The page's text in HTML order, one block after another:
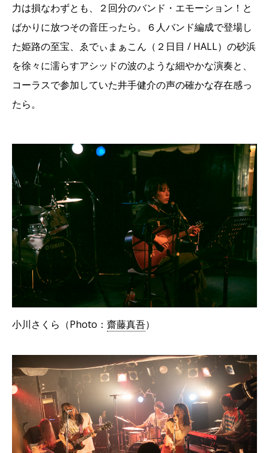
力は損なわずとも、２回分のバンド・エモーション！と
ばかりに放つその音圧ったら。６人バンド編成で登場し
た姫路の至宝、ゑでぃまぁこん（２日目 / HALL）の砂浜
を徐々に濡らすアシッドの波のような細やかな演奏と、
コーラスで参加していた井手健介の声の確かな存在感っ
たら。
小川さくら（Photo： 齋藤真吾）